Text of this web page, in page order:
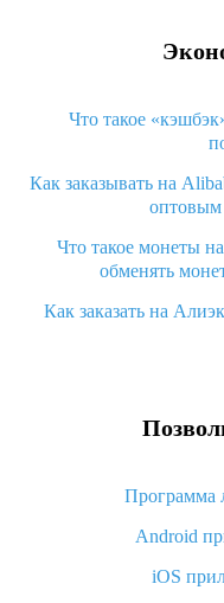
Что такое
Как заказывать на
оптовым
Что такое монеты
обменять
Как заказать на
Что значит статус
Что делать, если
Как узнать, куда
Вы отменили заказ на
Что такое баллы на
Программа
Android
iOS